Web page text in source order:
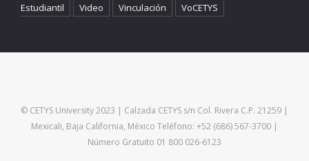
Estudiantil
Video Vinculación VoCETYS
© CETYS University 2023 | Calzada CETYS s/n Col. Rivera C.P. 21259 |
Mexicali, Baja California, México Teléfono: +52 (686) 567-3700 |
Número Gratuito 01 800 026-6123